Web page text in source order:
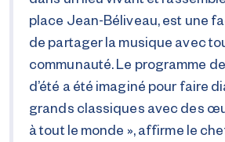
place Jean-Béliveau, est une
de partager la musique avec
communauté. Le programme
d’été a été imaginé pour faire
grands classiques avec des
à tout le monde », affirme le